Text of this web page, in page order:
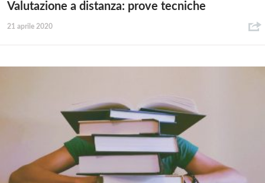
Valutazione a distanza: prove tecniche
21 aprile 2020